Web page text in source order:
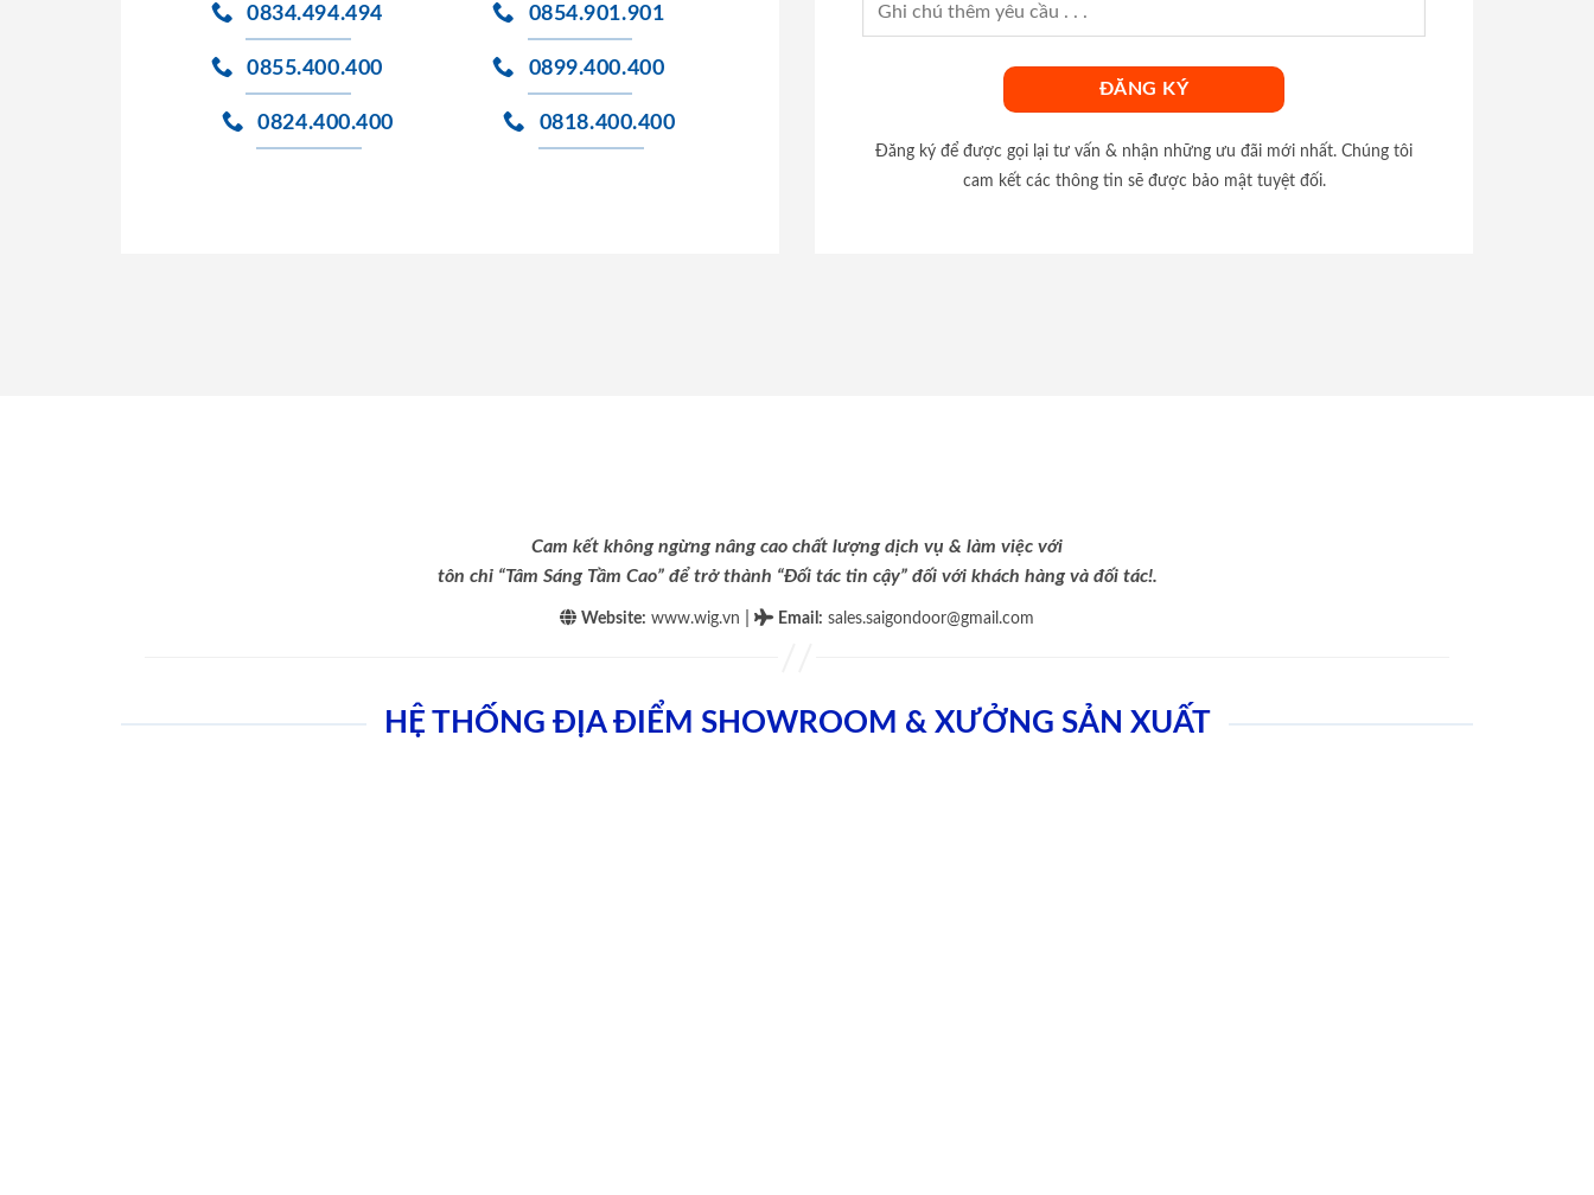
0834.494.494
0855.400.400
0824.400.400
0854.901.901
0899.400.400
0818.400.400
Đăng ký để được gọi lại tư vấn & nhận những ưu đãi mới nhất. Chúng tôi
cam kết các thông tin sẽ được bảo mật tuyệt đối.
Cam kết không ngừng nâng cao chất lượng dịch vụ & làm việc với
tôn chỉ “Tâm Sáng Tầm Cao” để trở thành “Đối tác tin cậy” đối với khách hàng và đối tác!.
Website: www.wig.vn Email : sales.saigondoor@gmail.com
HỆ THỐNG ĐỊA ĐIỂM SHOWROOM & XƯỞNG SẢN XUẤT